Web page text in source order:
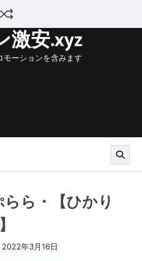
激安.xyz
モーションを含みます
ら・【ひかり
2022年3月16日